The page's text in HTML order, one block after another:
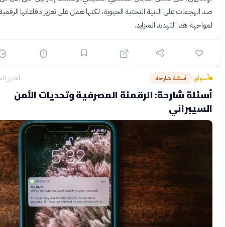
على البنية التحتية الحيوية، لكنها تعمل على تعزيز دفاعاتها الرقمية
هذا التهديد المتزايد.
› أسئلة شارحة الشهر الماضي
شارحة: الرقمنة المصرفية وتحديات الأمن